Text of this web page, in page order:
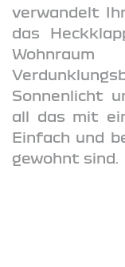
verwandelt
das
Sonnenlicht
all das mit
Einfach und
gewohnt sind.